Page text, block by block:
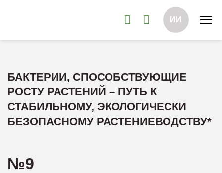
ИИ
БАКТЕРИИ, СПОСОБСТВУЮЩИЕ
РОСТУ РАСТЕНИЙ – ПУТЬ К
СТАБИЛЬНОМУ, ЭКОЛОГИЧЕСКИ
БЕЗОПАСНОМУ РАСТЕНИЕВОДСТВУ*
№9